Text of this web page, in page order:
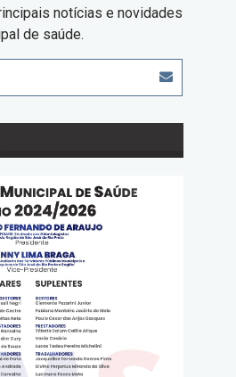
notícias e novidades
de saúde.